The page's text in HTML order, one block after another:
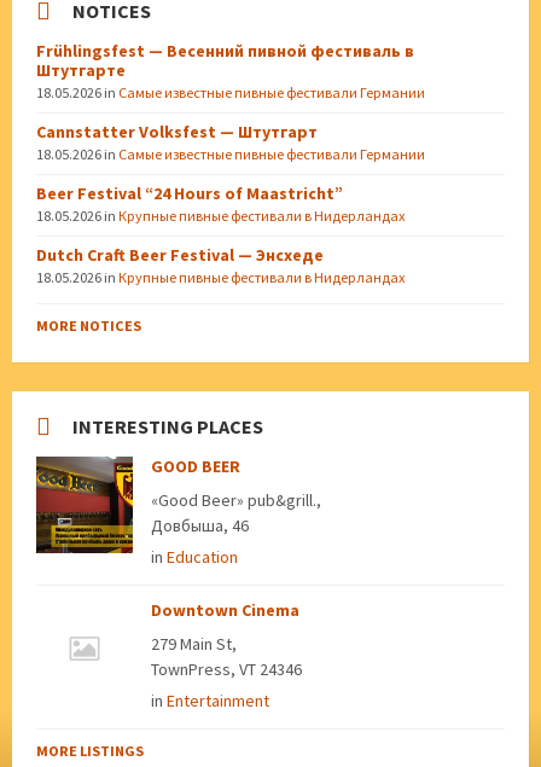
NOTICES
Frühlingsfest — Весенний пивной фестиваль в
Штутгарте
18.05.2026 in Самые известные пивные фестивали Германии
Cannstatter Volksfest — Штутгарт
18.05.2026 in Самые известные пивные фестивали Германии
Beer Festival “24 Hours of Maastricht”
18.05.2026 in Крупные пивные фестивали в Нидерландах
Dutch Craft Beer Festival — Энсхеде
18.05.2026 in Крупные пивные фестивали в Нидерландах
MORE NOTICES
INTERESTING PLACES
GOOD BEER
«Good Beer» pub&grill.,
Довбыша, 46
in Education
Downtown Cinema
279 Main St,
TownPress, VT 24346
in Entertainment
MORE LISTINGS